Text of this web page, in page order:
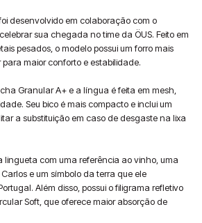
foi desenvolvido em colaboração com o
sua chegada no time da ÖUS. Feito em
pesados, o modelo possui um forro mais
maior conforto e estabilidade.
Granular A+ e a língua é feita em mesh,
Seu bico é mais compacto e inclui um
a substituição em caso de desgaste na lixa
lingueta com uma referência ao vinho, uma
e um símbolo da terra que ele
Além disso, possui o filigrama refletivo
Soft, que oferece maior absorção de